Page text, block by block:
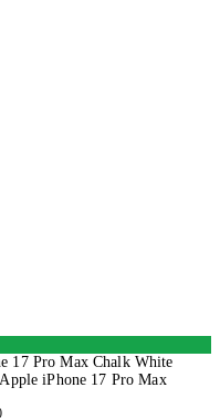
17 Pro Max Chalk White
iPhone 17 Pro Max